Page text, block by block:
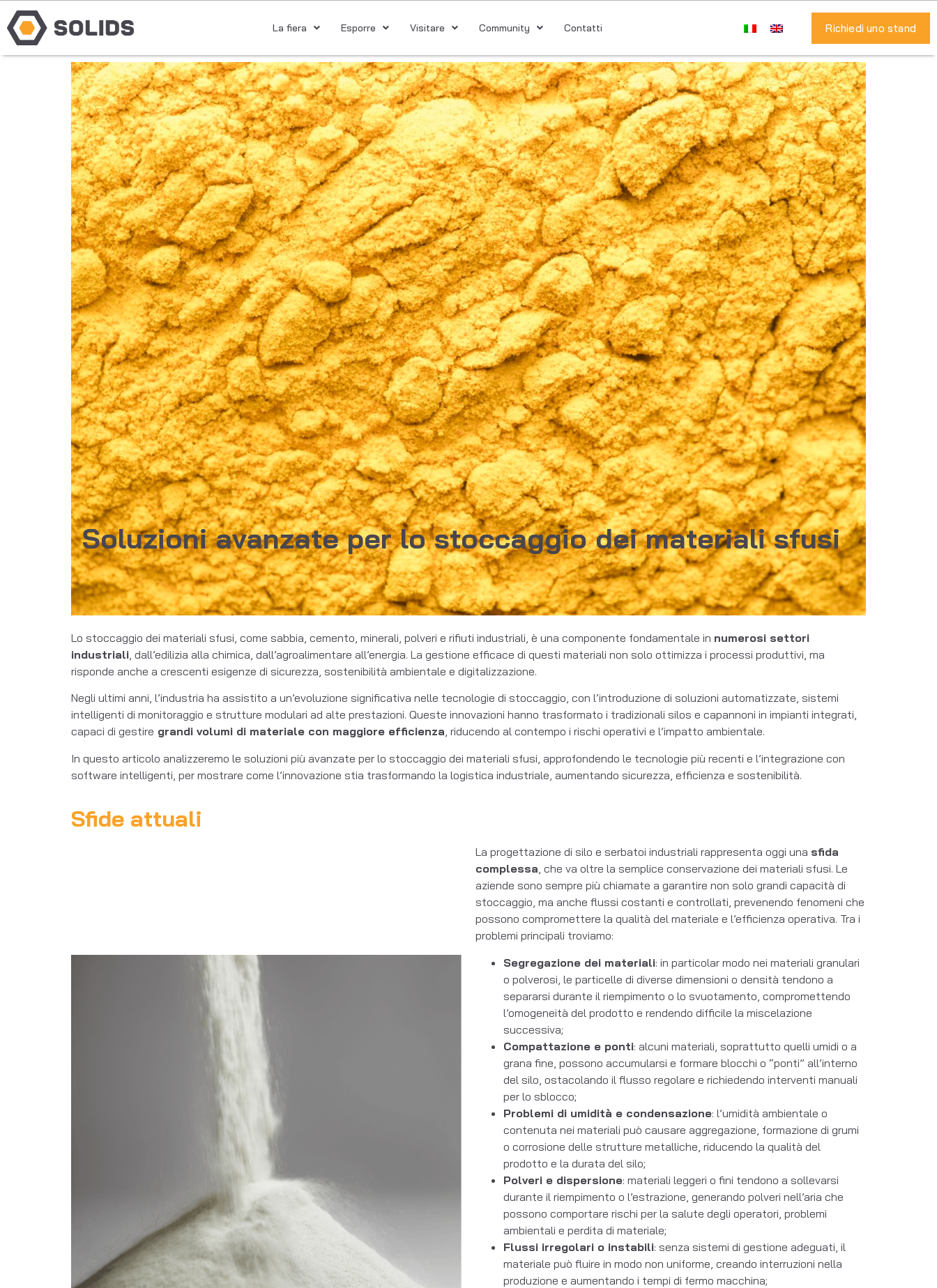
La fiera Esporre Visitare Community Contatti Richiedi uno stand
Soluzioni avanzate per lo stoccaggio dei materiali sfusi
Lo stoccaggio dei materiali sfusi, come sabbia, cemento, minerali, polveri e rifiuti industriali, è una componente fondamentale in numerosi settori
industriali, dall’edilizia alla chimica, dall’agroalimentare all’energia. La gestione efficace di questi materiali non solo ottimizza i processi produttivi, ma
risponde anche a crescenti esigenze di sicurezza, sostenibilità ambientale e digitalizzazione.
Negli ultimi anni, l’industria ha assistito a un’evoluzione significativa nelle tecnologie di stoccaggio, con l’introduzione di soluzioni automatizzate, sistemi
intelligenti di monitoraggio e strutture modulari ad alte prestazioni. Queste innovazioni hanno trasformato i tradizionali silos e capannoni in impianti integrati,
capaci di gestire grandi volumi di materiale con maggiore efficienza, riducendo al contempo i rischi operativi e l’impatto ambientale.
In questo articolo analizzeremo le soluzioni più avanzate per lo stoccaggio dei materiali sfusi, approfondendo le tecnologie più recenti e l’integrazione con
software intelligenti, per mostrare come l’innovazione stia trasformando la logistica industriale, aumentando sicurezza, efficienza e sostenibilità.
Sfide attuali
La progettazione di silo e serbatoi industriali rappresenta oggi una sfida
complessa, che va oltre la semplice conservazione dei materiali sfusi. Le
aziende sono sempre più chiamate a garantire non solo grandi capacità di
stoccaggio, ma anche flussi costanti e controllati, prevenendo fenomeni che
possono compromettere la qualità del materiale e l’efficienza operativa. Tra i
problemi principali troviamo:
Segregazione dei materiali: in particolar modo nei materiali granulari
o polverosi, le particelle di diverse dimensioni o densità tendono a
separarsi durante il riempimento o lo svuotamento, compromettendo
l’omogeneità del prodotto e rendendo difficile la miscelazione
successiva;
Compattazione e ponti: alcuni materiali, soprattutto quelli umidi o a
grana fine, possono accumularsi e formare blocchi o “ponti” all’interno
del silo, ostacolando il flusso regolare e richiedendo interventi manuali
per lo sblocco;
Problemi di umidità e condensazione: l’umidità ambientale o
contenuta nei materiali può causare aggregazione, formazione di grumi
o corrosione delle strutture metalliche, riducendo la qualità del
prodotto e la durata del silo;
Polveri e dispersione: materiali leggeri o fini tendono a sollevarsi
durante il riempimento o l’estrazione, generando polveri nell’aria che
possono comportare rischi per la salute degli operatori, problemi
ambientali e perdita di materiale;
Flussi irregolari o instabili: senza sistemi di gestione adeguati, il
materiale può fluire in modo non uniforme, creando interruzioni nella
produzione e aumentando i tempi di fermo macchina;